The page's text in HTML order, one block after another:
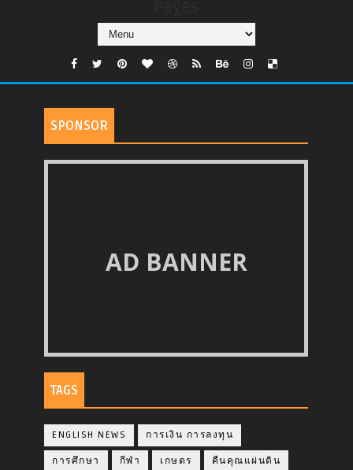
SPONSOR
AD BANNER
TAGS
ENGLISH NEWS การเงิน การลงทุน
การศึกษา กีฬา เกษตร คืนคุณแผ่นดิน